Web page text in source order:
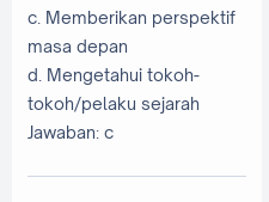
c. Memberikan perspektif
masa depan
d. Mengetahui tokoh-
tokoh/pelaku sejarah
Jawaban: c